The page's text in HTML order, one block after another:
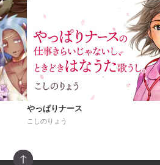
やっぱりナース
こしのりょう